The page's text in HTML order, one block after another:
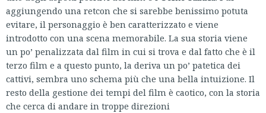
aggiungendo una retcon che si sarebbe benissimo potuta
evitare, il personaggio è ben caratterizzato e viene
introdotto con una scena memorabile. La sua storia viene
un po’ penalizzata dal film in cui si trova e dal fatto che è il
terzo film e a questo punto, la deriva un po’ patetica dei
cattivi, sembra uno schema più che una bella intuizione. Il
resto della gestione dei tempi del film è caotico, con la storia
che cerca di andare in troppe direzioni